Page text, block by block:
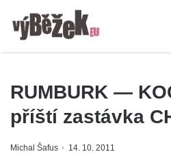
RUMBURK —
příští zastávka
Michal Šafus 14. 10. 2011